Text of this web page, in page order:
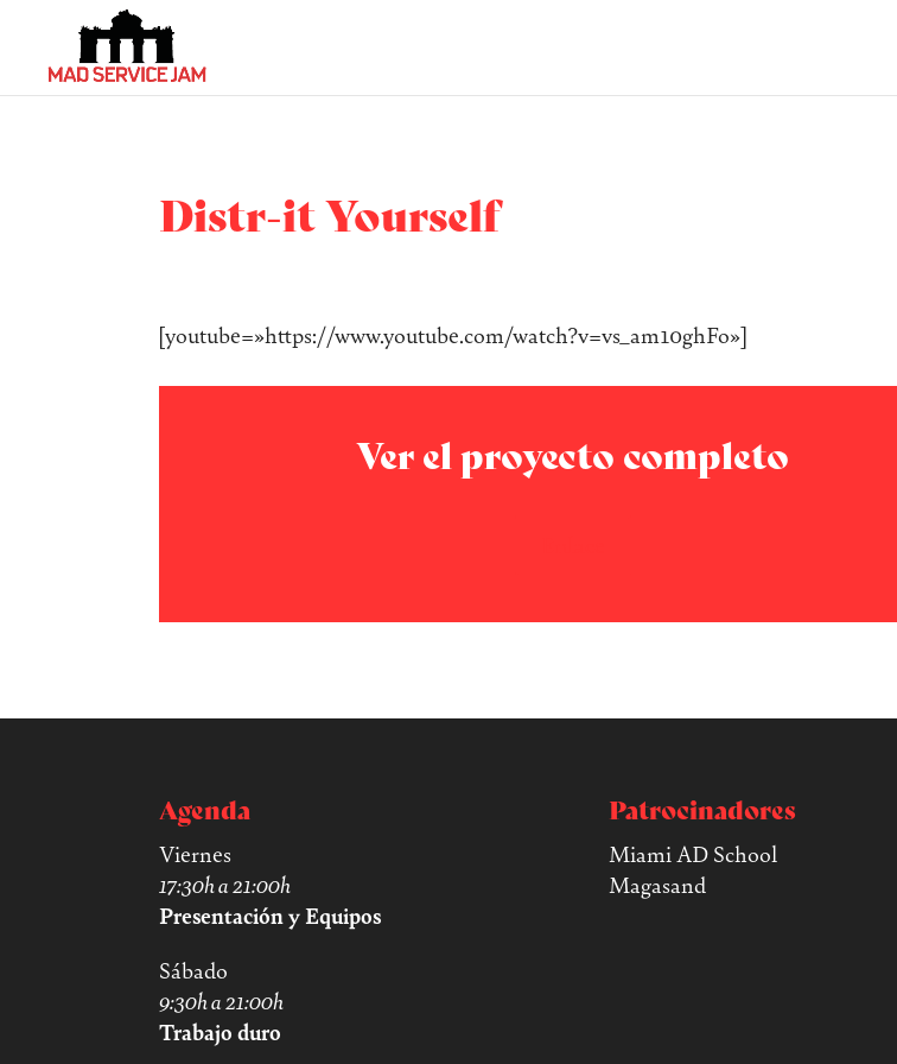
Distr-it Yourself
[youtube=»https://www.youtube.com/watch?v=vs_am10ghFo»]
Ver el proyecto completo
Agenda
Viernes
17:30h a 21:00h
Presentación y Equipos
Sábado
9:30h a 21:00h
Trabajo duro
Patrocinadores
Miami AD School
Magasand